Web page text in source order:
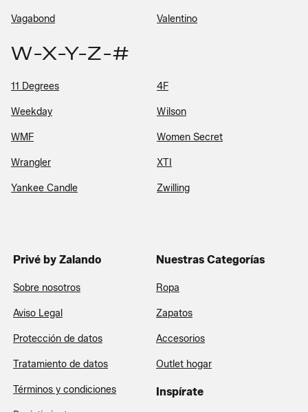
Vagabond Valentino
W-X-Y-Z-#
11 Degrees 4F
Weekday Wilson
WMF Women Secret
Wrangler XTI
Yankee Candle Zwilling
Privé by Zalando
Sobre nosotros
Aviso Legal
Protección de datos
Tratamiento de datos
Términos y condiciones
Nuestras Categorías
Ropa
Zapatos
Accesorios
Outlet hogar
Inspírate